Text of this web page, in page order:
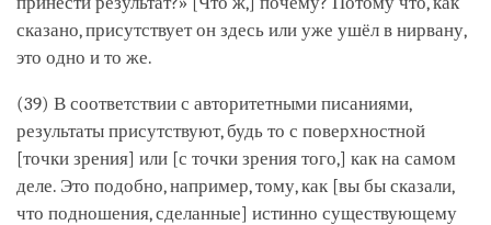
сказано, присутствует он здесь или уже ушёл в нирвану,
это одно и то же.
(39) В соответствии с авторитетными писаниями,
результаты присутствуют, будь то с поверхностной
[точки зрения] или [с точки зрения того,] как на самом
деле. Это подобно, например, тому, как [вы бы сказали,
что подношения, сделанные] истинно существующему